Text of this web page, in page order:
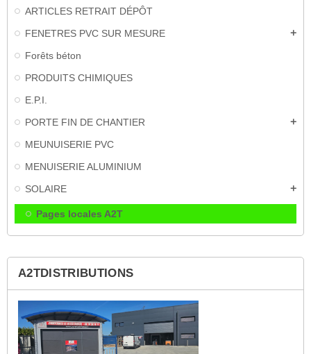
ARTICLES RETRAIT DÉPÔT
FENETRES PVC SUR MESURE
add
Forêts béton
PRODUITS CHIMIQUES
E.P.I.
PORTE FIN DE CHANTIER
add
MEUNUISERIE PVC
MENUISERIE ALUMINIUM
SOLAIRE
add
Pages locales A2T
A2TDISTRIBUTIONS